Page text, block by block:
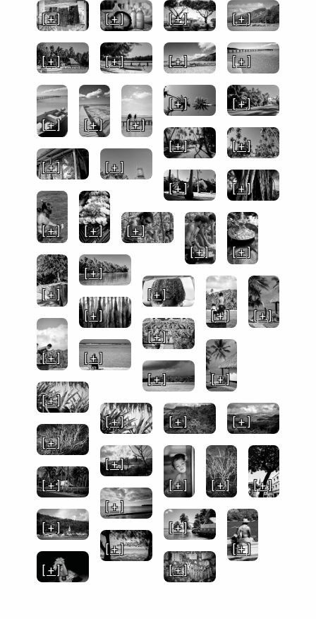
[ + ] [ + ] [ + ] [ + ]
[ + ] [ + ] [ + ] [ + ]
[ + ] [ + ] [ + ]
[ + ] [ + ]
[ + ]
[ + ]
[ + ]
[ + ]
[ + ]
[ + ]
[ + ] [ + ]
[ + ]
[ + ]
[ + ]
[ + ]
[ + ]
[ + ]
[ + ]
[ + ]
[ + ]
[ + ]
[ + ]
[ + ]
[ + ]
[ + ]
[ + ]
[ + ]
[ + ]
[ + ]
[ + ]
[ + ]
[ + ]
[ + ]
[ + ]
[ + ]
[ + ]
[ + ]
[ + ]
[ + ]
[ + ]
[ + ]
[ + ]